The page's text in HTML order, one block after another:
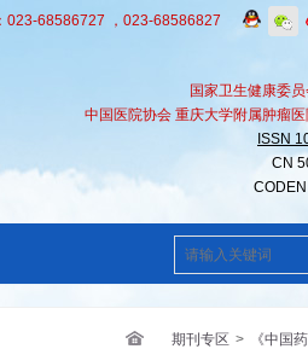
023-68586727 ，023-68586827
国家卫生健康委
中国医院协会 重庆大学附属肿瘤
ISSN
CN
期刊专区 > 《中国